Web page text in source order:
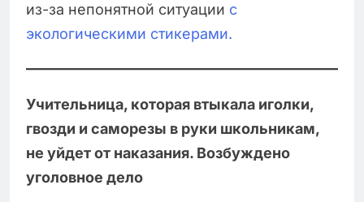
из-за непонятной ситуации с
экологическими стикерами.
Учительница, которая втыкала иголки,
гвозди и саморезы в руки школьникам,
не уйдет от наказания. Возбуждено
уголовное дело